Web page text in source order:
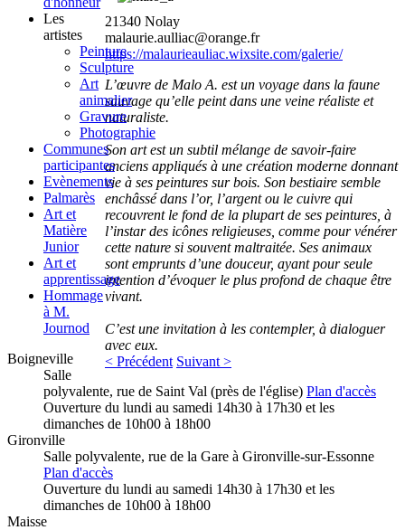
21340 Nolay
malaurie.aulliac@orange.fr
https://malaurieauliac.wixsite.com/galerie/
L’œuvre de Malo A. est un voyage dans la faune
sauvage qu’elle peint dans une veine réaliste et
naturaliste.
Son art est un subtil mélange de savoir-faire
anciens appliqués à une création moderne donnant
vie à ses peintures sur bois. Son bestiaire semble
enchâssé dans l’or, l’argent ou le cuivre qui
recouvrent le fond de la plupart de ses peintures, à
l’instar des icônes religieuses, comme pour vénérer
cette nature si souvent maltraitée. Ses animaux
sont emprunts d’une douceur, ayant pour seule
intention d’évoquer le plus profond de chaque être
vivant.
C’est une invitation à les contempler, à dialoguer
avec eux.
< Précédent Suivant >
Les
artistes
Peinture
Sculpture
Art
animalier
Gravure
Photographie
Communes
participantes
Evènements
Palmarès
Art et
Matière
Junior
Art et
apprentissage
Hommage
à M.
Journod
Boigneville
Salle
polyvalente, rue de Saint Val (près de l'église) Plan d'accès
Ouverture du lundi au samedi 14h30 à 17h30 et les
dimanches de 10h00 à 18h00
Gironville
Salle polyvalente, rue de la Gare à Gironville-sur-Essonne
Plan d'accès
Ouverture du lundi au samedi 14h30 à 17h30 et les
dimanches de 10h00 à 18h00
Maisse